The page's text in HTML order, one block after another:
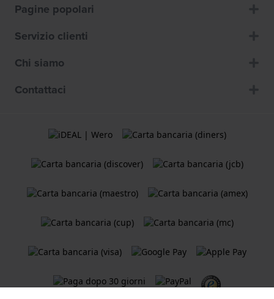
Pagine popolari
Servizio clienti
Chi siamo
Contattaci